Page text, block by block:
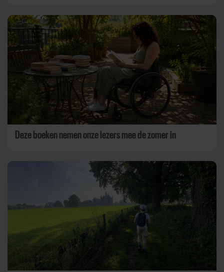
Deze boeken nemen onze lezers mee de zomer in